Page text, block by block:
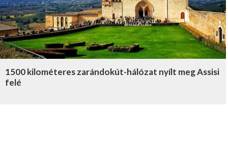
1500 kilométeres zarándokút-hálózat nyílt meg Assisi
felé